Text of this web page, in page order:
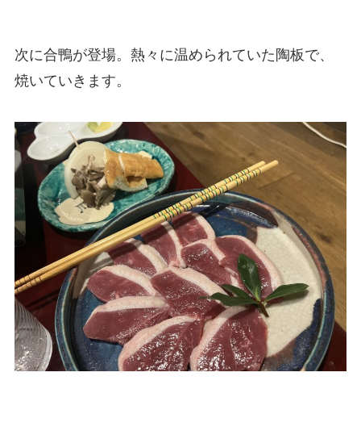
次に合鴨が登場。熱々に温められていた陶板で、
焼いていきます。